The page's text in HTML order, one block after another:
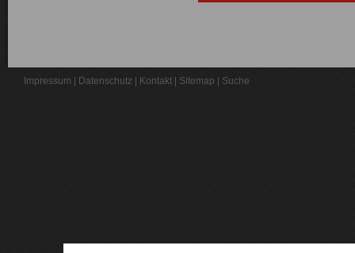
Impressum Datenschutz Kontakt Sitemap Suche